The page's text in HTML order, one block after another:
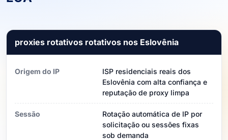
proxies rotativos rotativos nos Eslovênia
Origem do IP
ISP residenciais reais dos
Eslovênia com alta confiança e
reputação de proxy limpa
Sessão
Rotação automática de IP por
solicitação ou sessões fixas
sob demanda